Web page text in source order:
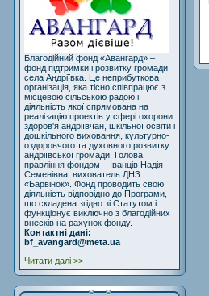
Благодійний фонд «Авангард» –
фонд підтримки і розвитку громади
села Андріївка. Це неприбуткова
організація, яка тісно співпрацює з
місцевою сільською радою і
діяльність якої спрямована на
реалізацію проектів у сфері охорони
здоров'я андріївчан, шкільної освіти і
дошкільного виховання, культурно-
оздоровчого та духовного розвитку
андріївської громади. Голова
правління фондом – Іванців Надія
Семенівна, вихователь ДНЗ
«Барвінок». Фонд проводить свою
діяльність відповідно до Програми,
що складена згідно зі Статутом і
функціонує виключно з благодійних
внесків на рахунок фонду.
Контактні дані:
bf_avangard@meta.ua
Читати далі >>